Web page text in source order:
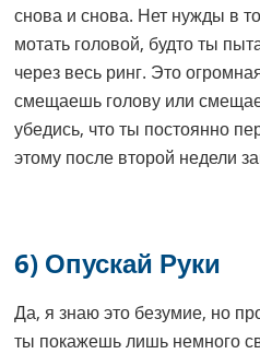
снова и снова. Нет нужды в
мотать головой, будто ты
через весь ринг. Это
смещаешь голову или
убедись, что ты постоянно
этому после второй недели
6) Опускай Руки
Да, я знаю это безумие, но
ты покажешь лишь немного